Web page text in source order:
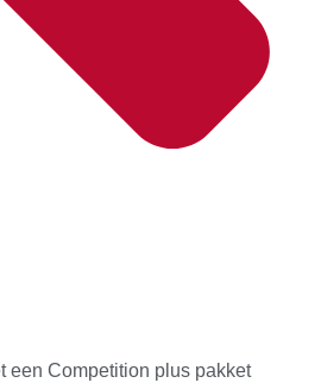
een Competition plus pakket